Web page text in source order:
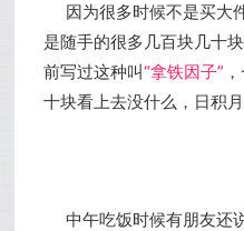
因为很多时候不是买大
是随手的很多几百块几十
前写过这种叫“拿铁因子”
十块看上去没什么，日积月
中午吃饭时候有朋友还